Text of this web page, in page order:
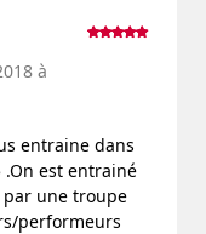
à
entraine dans
.On est entrainé
une troupe
performeurs